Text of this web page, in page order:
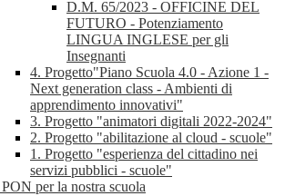
D.M. 65/2023 - OFFICINE DEL
FUTURO - Potenziamento
LINGUA INGLESE per gli
Insegnanti
4. Progetto"Piano Scuola 4.0 - Azione 1 -
Next generation class - Ambienti di
apprendimento innovativi"
3. Progetto "animatori digitali 2022-2024"
2. Progetto "abilitazione al cloud - scuole"
1. Progetto "esperienza del cittadino nei
servizi pubblici - scuole"
per la nostra scuola